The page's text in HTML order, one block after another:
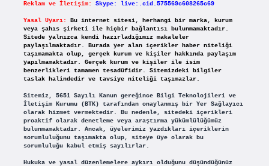
Reklam ve İletişim: Skype: live:.cid.575569c608265c69
Yasal Uyarı:
Bu internet sitesi, herhangi bir marka, kurum
veya şahıs şirketi ile hiçbir bağlantısı bulunmamaktadır.
Sitede yalnızca kendi hazırladığımız makaleler
paylaşılmaktadır. Burada yer alan içerikler haber niteliği
taşımamakta olup, gerçek kurum ve kişiler hakkında paylaşım
yapılmamaktadır. Gerçek kurum ve kişiler ile isim
benzerlikleri tamamen tesadüfidir. Sitemizdeki bilgiler
taslak halindedir ve tavsiye niteliği taşımazlar.
Sitemiz, 5651 Sayılı Kanun gereğince Bilgi Teknolojileri ve
İletişim Kurumu (BTK) tarafından onaylanmış bir Yer Sağlayıcı
olarak hizmet vermektedir. Bu nedenle, sitedeki içerikleri
proaktif olarak denetleme veya araştırma yükümlülüğümüz
bulunmamaktadır. Ancak, üyelerimiz yazdıkları içeriklerin
sorumluluğunu taşımakta olup, siteye üye olarak bu
sorumluluğu kabul etmiş sayılırlar.
Hukuka ve yasal düzenlemelere aykırı olduğunu düşündüğünüz